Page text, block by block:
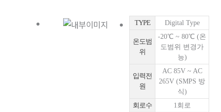
TYPE Digital Type
온도범
위
-20℃ ~ 80℃ (온
도범위 변경가
능)
입력전
원
AC 85V ~ AC
265V (SMPS 방
식)
회로수
1회로